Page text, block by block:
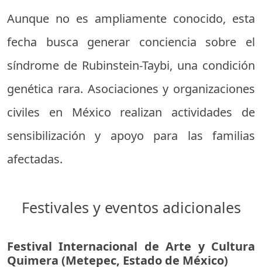
Aunque no es ampliamente conocido, esta
fecha busca generar conciencia sobre el
síndrome de Rubinstein-Taybi, una condición
genética rara. Asociaciones y organizaciones
civiles en México realizan actividades de
sensibilización y apoyo para las familias
afectadas.
Festivales y eventos adicionales
Festival Internacional de Arte y Cultura
Quimera (Metepec, Estado de México)